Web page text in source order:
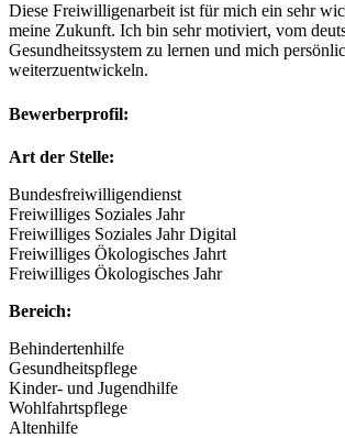
Diese Freiwilligenarbeit ist für mich ein sehr
meine Zukunft. Ich bin sehr motiviert, vom
Gesundheitssystem zu lernen und mich
weiterzuentwickeln.
Bewerberprofil:
Art der Stelle:
Bundesfreiwilligendienst
Freiwilliges Soziales Jahr
Freiwilliges Soziales Jahr Digital
Freiwilliges Ökologisches Jahrt
Freiwilliges Ökologisches Jahr
Bereich:
Behindertenhilfe
Gesundheitspflege
Kinder- und Jugendhilfe
Wohlfahrtspflege
Altenhilfe